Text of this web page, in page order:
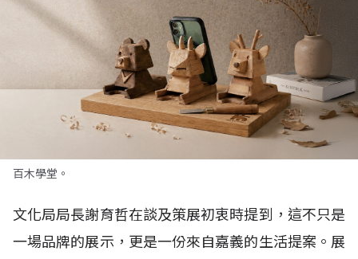
百木學堂。
文化局局長謝育哲在談及策展初衷時提到，這不只是
一場品牌的展示，更是一份來自嘉義的生活提案。展